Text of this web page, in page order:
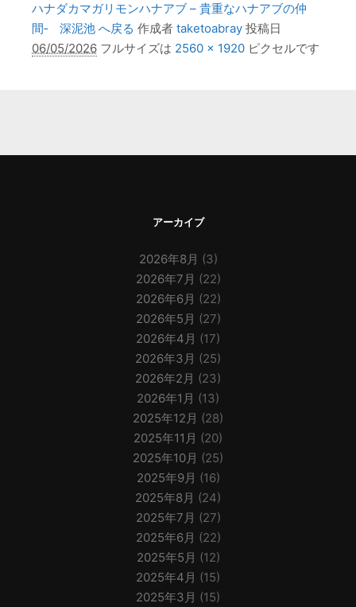
ハナダカマガリモンハナアブ – 貴重なハナアブの仲
間‐ 深泥池 へ戻る 作成者 taketoabray 投稿日
06/05/2026 フルサイズは 2560 × 1920 ピクセルです
アーカイブ
2026年8月 (3)
2026年7月 (22)
2026年6月 (22)
2026年5月 (27)
2026年4月 (17)
2026年3月 (25)
2026年2月 (23)
2026年1月 (13)
2025年12月 (28)
2025年11月 (20)
2025年10月 (25)
2025年9月 (16)
2025年8月 (24)
2025年7月 (27)
2025年6月 (22)
2025年5月 (12)
2025年4月 (15)
2025年3月 (15)